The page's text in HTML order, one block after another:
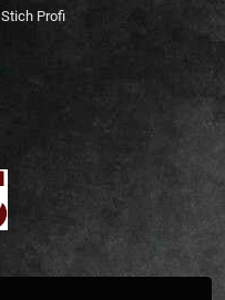
Stich Profi